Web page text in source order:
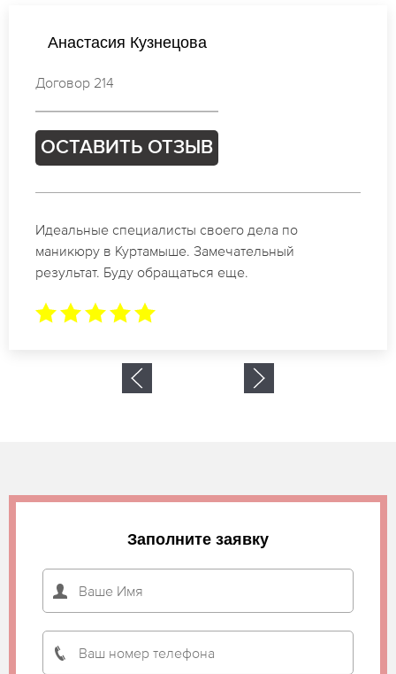
Анастасия Кузнецова
Договор 214
ОСТАВИТЬ ОТЗЫВ
Идеальные специалисты своего дела по
маникюру в Куртамыше. Замечательный
результат. Буду обращаться еще.
Заполните заявку